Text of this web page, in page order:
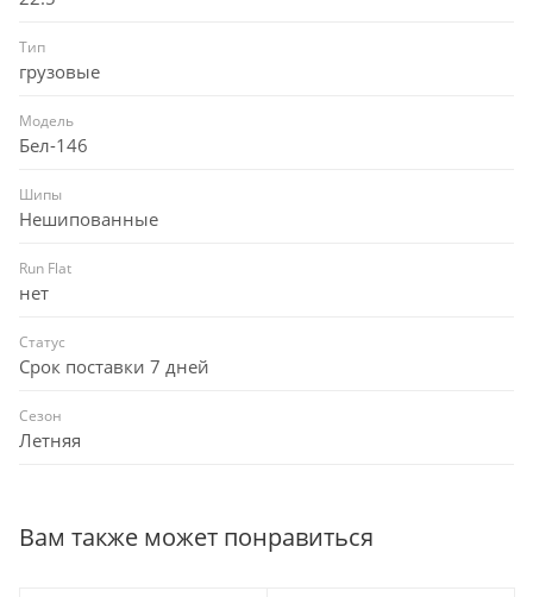
Тип
грузовые
Модель
Бел-146
Шипы
Нешипованные
Run Flat
нет
Статус
Срок поставки 7 дней
Сезон
Летняя
Вам также может понравиться